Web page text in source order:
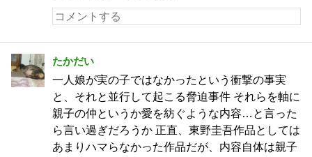
たかだい
一人娘が実の子ではなかったという衝撃の事実
と、それと並行して起こる脅迫事件 それらを軸に
親子の仲というか愛を紡ぐような内容…と言った
ら言い過ぎだろうか 正直、東野圭吾作品としては
あまりハマらなかった作品だが、内容自体は親子